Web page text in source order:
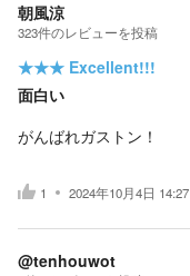
朝風涼
323件のレビューを投稿
★★★ Excellent!!!
面白い
がんばれガストン！
1 2024年10月4日 14:27
@tenhouwot